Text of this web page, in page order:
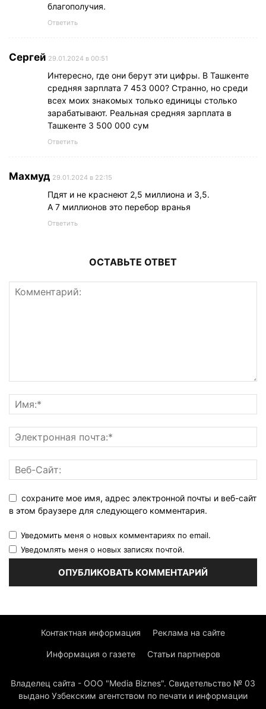
благополучия.
Ответить
Сергей 29.01.2024 в 00:51
Интересно, где они берут эти цифры. В Ташкенте
средняя зарплата 7 453 000? Странно, но среди
всех моих знакомых только единицы столько
зарабатывают. Реальная средняя зарплата в
Ташкенте 3 500 000 сум
Ответить
Махмуд 29.01.2024 в 22:15
Пдят и не краснеют 2,5 миллиона и 3,5.
А 7 миллионов это перебор вранья
Ответить
ОСТАВЬТЕ ОТВЕТ
сохраните мое имя, адрес электронной почты и веб-сайт
в этом браузере для следующего комментария.
Уведомить меня о новых комментариях по email.
Уведомлять меня о новых записях почтой.
Контактная информация Реклама на сайте
Информация о газете Статьи партнеров
Владелец сайта - ООО "Media Biznes". Свидетельство № 03
выдано Узбекским агентством по печати и информации